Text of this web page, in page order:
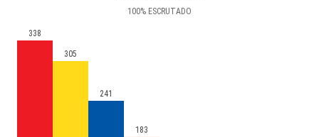
100% ESCRUTADO
338
305
241
183